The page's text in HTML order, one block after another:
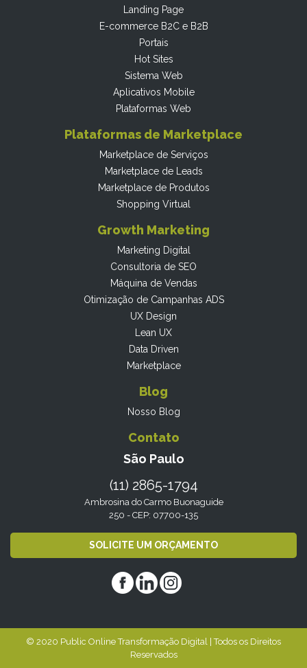
Landing Page
E-commerce B2C e B2B
Portais
Hot Sites
Sistema Web
Aplicativos Mobile
Plataformas Web
Plataformas de Marketplace
Marketplace de Serviços
Marketplace de Leads
Marketplace de Produtos
Shopping Virtual
Growth Marketing
Marketing Digital
Consultoria de SEO
Máquina de Vendas
Otimização de Campanhas ADS
UX Design
Lean UX
Data Driven
Marketplace
Blog
Nosso Blog
Contato
São Paulo
(11) 2865-1794
Ambrosina do Carmo Buonaguide
250 - CEP: 07700-135
SOLICITE UM ORÇAMENTO
© 2020 Public Online Transformação Digital | Todos os Direitos
Reservados